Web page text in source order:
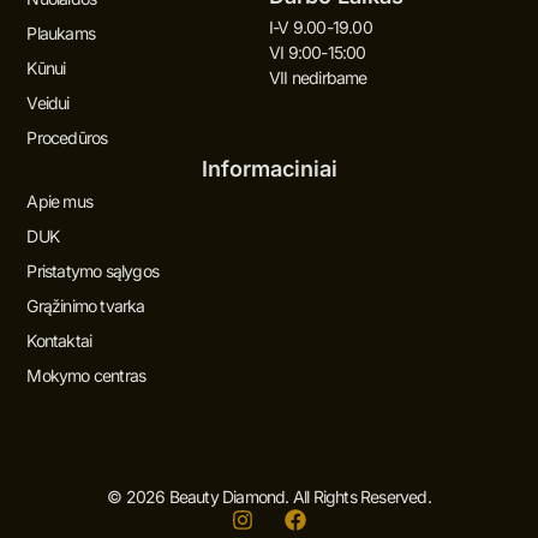
Plaukams
Kūnui
Veidui
Procedūros
I-V 9.00-19.00
VI 9:00-15:00
VII nedirbame
Informaciniai
Apie mus
DUK
Pristatymo sąlygos
Grąžinimo tvarka
Kontaktai
Mokymo centras
© 2026 Beauty Diamond. All Rights Reserved.
I
F